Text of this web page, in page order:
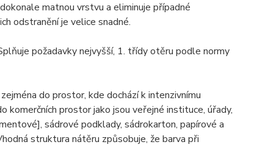
matnou vrstvu a eliminuje případné
odstranění je velice snadné.
požadavky nejvyšší, 1. třídy otěru podle normy
do prostor, kde dochází k intenzivnímu
komerčních prostor jako jsou veřejné instituce, úřady,
sádrové podklady, sádrokarton, papírové a
struktura nátěru způsobuje, že barva při